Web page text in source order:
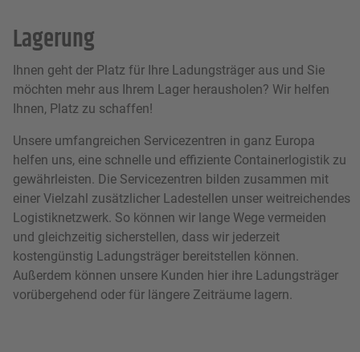
Lagerung
Ihnen geht der Platz für Ihre Ladungsträger aus und Sie
möchten mehr aus Ihrem Lager herausholen? Wir helfen
Ihnen, Platz zu schaffen!
Unsere umfangreichen Servicezentren in ganz Europa
helfen uns, eine schnelle und effiziente Containerlogistik zu
gewährleisten. Die Servicezentren bilden zusammen mit
einer Vielzahl zusätzlicher Ladestellen unser weitreichendes
Logistiknetzwerk. So können wir lange Wege vermeiden
und gleichzeitig sicherstellen, dass wir jederzeit
kostengünstig Ladungsträger bereitstellen können.
Außerdem können unsere Kunden hier ihre Ladungsträger
vorübergehend oder für längere Zeiträume lagern.